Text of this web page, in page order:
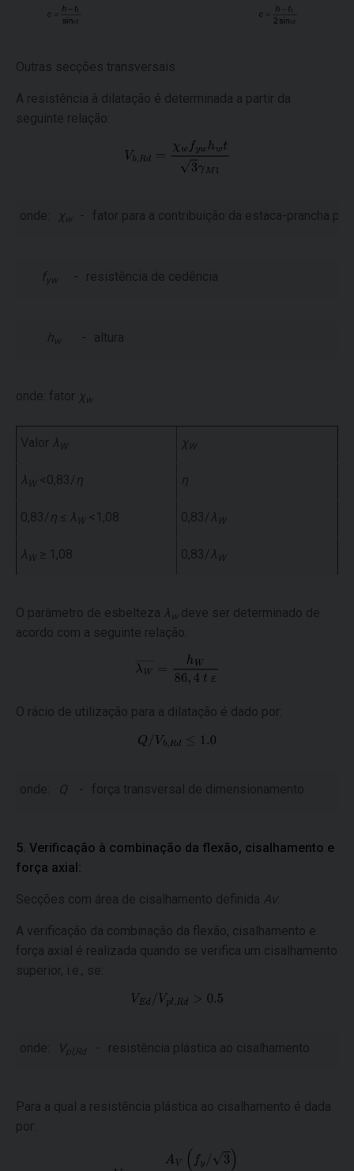
Outras secções transversais
A resistência à dilatação é determinada a partir da
seguinte relação:
onde: χ w - fator para a contribuição da estaca-prancha
fyw - resistência de cedência
hw - altura
onde: fator χ w
Valor λ W χ W
λ W <0,83/ η η
0,83/ η ≤ λ W <1,08 0,83/ λ W
λ W ≥ 1,08 0,83/ λ W
O parâmetro de esbelteza λ w deve ser determinado de
acordo com a seguinte relação:
O rácio de utilização para a dilatação é dado por:
onde: Q - força transversal de dimensionamento
5. Verificação à combinação da flexão, cisalhamento e
força axial:
Secções com área de cisalhamento definida Av
A verificação da combinação da flexão, cisalhamento e
força axial é realizada quando se verifica um cisalhamento
superior, i.e., se:
onde: Vpl,Rd - resistência plástica ao cisalhamento
Para a qual a resistência plástica ao cisalhamento é dada
por: